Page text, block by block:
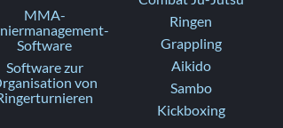
MMA-
Software
Software zur
von
Ringen
Grappling
Aikido
Sambo
Kickboxing